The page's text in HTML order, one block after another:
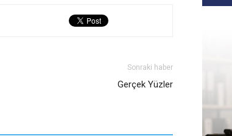
Sonraki haber
Gerçek Yüzler